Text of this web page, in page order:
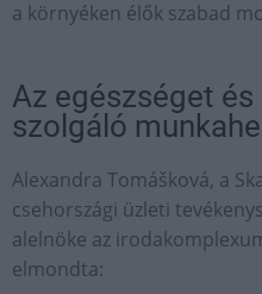
a környéken élők szabad
Az egészséget
szolgáló
Alexandra Tomášková, a
csehországi üzleti
alelnöke az
elmondta: